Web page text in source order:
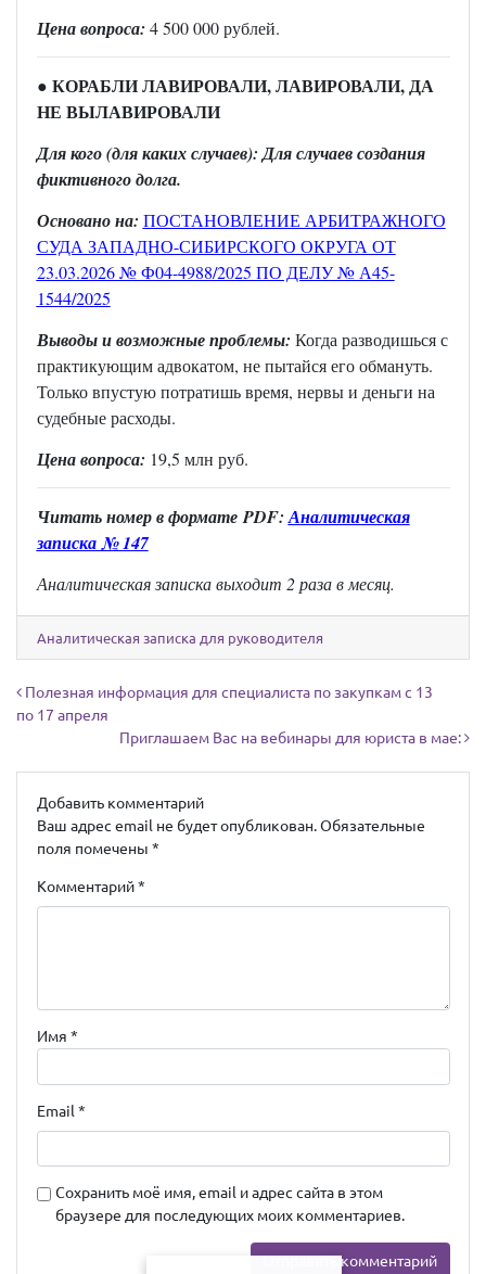
Цена вопроса: 4 500 000 рублей.
● КОРАБЛИ ЛАВИРОВАЛИ, ЛАВИРОВАЛИ, ДА
НЕ ВЫЛАВИРОВАЛИ
Для кого (для каких случаев): Для случаев создания
фиктивного долга.
Основано на: ПОСТАНОВЛЕНИЕ АРБИТРАЖНОГО
СУДА ЗАПАДНО-СИБИРСКОГО ОКРУГА ОТ
23.03.2026 № Ф04-4988/2025 ПО ДЕЛУ № А45-
1544/2025
Выводы и возможные проблемы: Когда разводишься с
практикующим адвокатом, не пытайся его обмануть.
Только впустую потратишь время, нервы и деньги на
судебные расходы.
Цена вопроса: 19,5 млн руб.
Читать номер в форматеPDF:Аналитическая
записка № 147
Аналитическая записка выходит 2 раза в месяц.
Аналитическая записка для руководителя
Навигация по записям
Полезная информация для специалиста по закупкам с 13
по 17 апреля
Приглашаем Вас на вебинары для юриста в мае:
Добавить комментарий
Ваш адрес email не будет опубликован. Обязательные
поля помечены *
Комментарий*
Имя *
Email *
Сохранить моё имя, email и адрес сайта в этом
браузере для последующих моих комментариев.